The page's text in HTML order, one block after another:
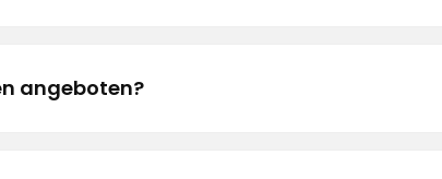
angeboten?